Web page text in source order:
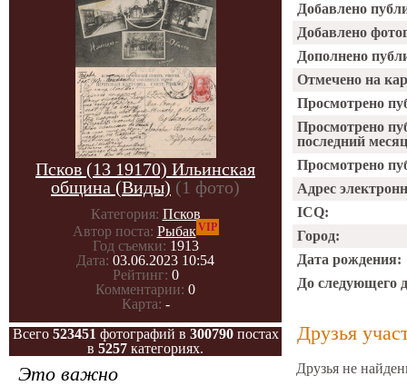
Псков (13 19170) Ильинская
община (Виды) (1 фото)
Категория: Псков
Автор поста: РыбакVIP
Год съемки: 1913
Дата: 03.06.2023 10:54
Рейтинг: 0
Комментарии: 0
Карта: -
Всего 523451 фотографий в 300790постах
в 5257 категориях.
Это важно
Добавлено
Добавлено
Дополнено
Отмечено на
Просмотрено
Просмотрено
последний
Просмотрено
Адрес
ICQ:
Город:
Дата рождения:
До следующего
Друзья
Друзья не